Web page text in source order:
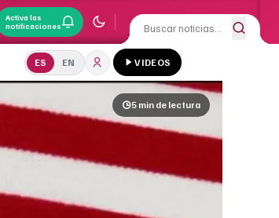
Activa las
notificaciones
ES EN VIDEOS
5 min de lectura